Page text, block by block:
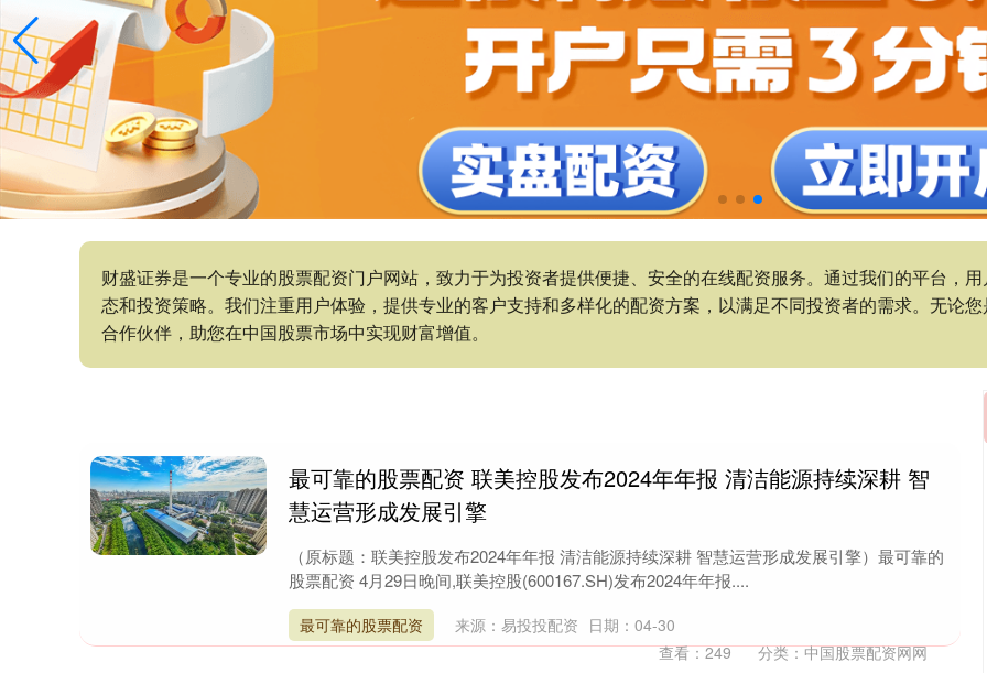
财盛证券是一个专业的股票配资门户网站，致力于为投资者提供便捷、安全的在线配资服务。通过我们的平台，
态和投资策略。我们注重用户体验，提供专业的客户支持和多样化的配资方案，以满足不同投资者的需求。无论
合作伙伴，助您在中国股票市场中实现财富增值。
最可靠的股票配资 联美控股发布2024年年报 清洁能源持续深耕 智
慧运营形成发展引擎
（原标题：联美控股发布2024年年报 清洁能源持续深耕 智慧运营形成发展引擎）最可靠的
股票配资 4月29日晚间,联美控股(600167.SH)发布2024年年报....
最可靠的股票配资 来源：易投投配资 日期：04-30
查看：249 分类：中国股票配资网网